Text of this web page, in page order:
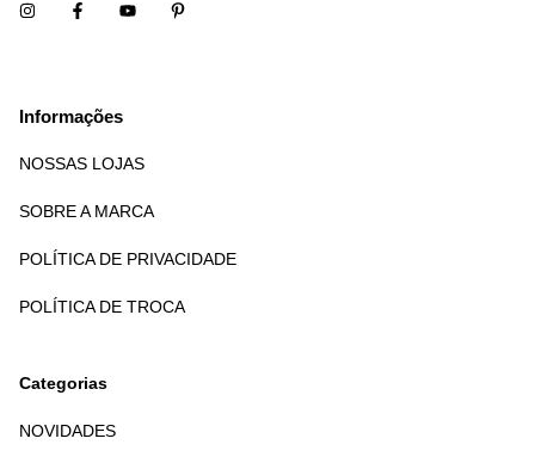
Informações
NOSSAS LOJAS
SOBRE A MARCA
POLÍTICA DE PRIVACIDADE
POLÍTICA DE TROCA
Categorias
NOVIDADES